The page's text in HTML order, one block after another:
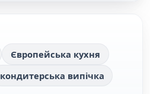
Європейська кухня
кондитерська випічка